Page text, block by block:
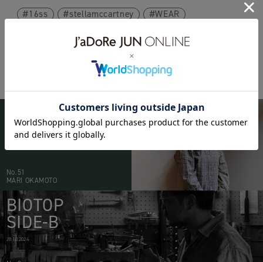
16ss stellamccartney WEAR
BIOTOP
PEOPLE
No.51
MARI OKAMOTO
BIOTOP
SIDE-B
28.10.2024